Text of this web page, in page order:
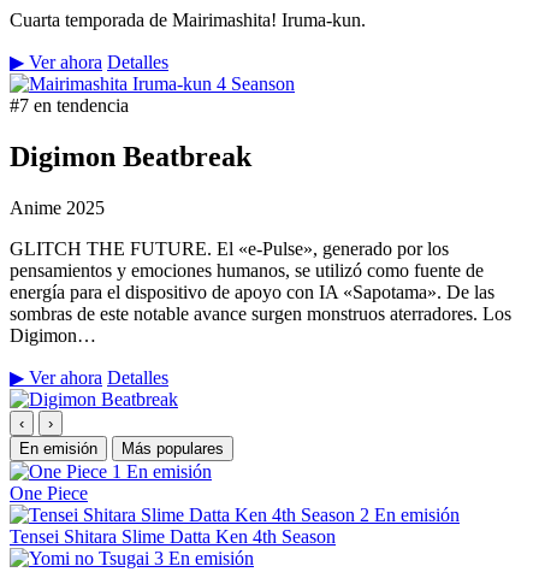
Cuarta temporada de Mairimashita! Iruma-kun.
▶ Ver ahora Detalles
#7 en tendencia
Digimon Beatbreak
Anime 2025
GLITCH THE FUTURE. El «e-Pulse», generado por los
pensamientos y emociones humanos, se utilizó como fuente de
energía para el dispositivo de apoyo con IA «Sapotama». De las
sombras de este notable avance surgen monstruos aterradores. Los
Digimon…
▶ Ver ahora Detalles
‹
›
En emisión
Más populares
1 En emisión
One Piece
2 En emisión
Tensei Shitara Slime Datta Ken 4th Season
3 En emisión